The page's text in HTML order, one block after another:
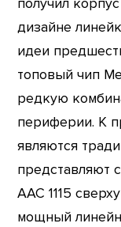
получил
дизайне
идеи
топовый чип
редкую
периферии. К
являются
представляют
AAC 1115
мощный